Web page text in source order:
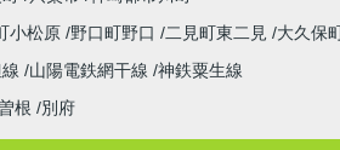
小松原 野口町野口 二見町東二見 大久保
山陽電鉄網干線 神鉄粟生線
根 別府